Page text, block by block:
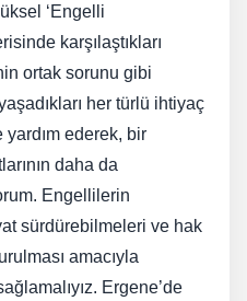
‘Engelli
karşılaştıkları
ortak sorunu gibi
her türlü ihtiyaç
yardım ederek, bir
daha da
Engellilerin
sürdürebilmeleri ve hak
amacıyla
Ergene’de